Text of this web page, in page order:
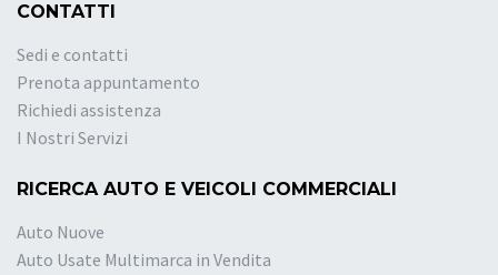
CONTATTI
Sedi e contatti
Prenota appuntamento
Richiedi assistenza
I Nostri Servizi
RICERCA AUTO E VEICOLI COMMERCIALI
Auto Nuove
Auto Usate Multimarca in Vendita